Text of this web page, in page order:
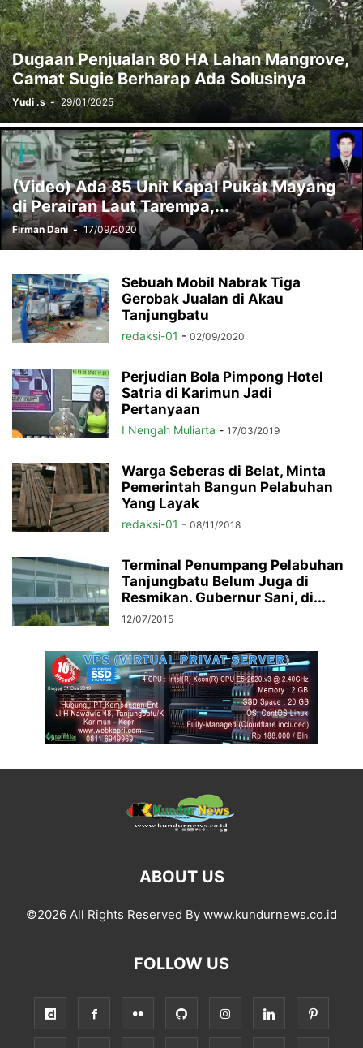
Dugaan Penjualan 80 HA Lahan Mangrove,
Camat Sugie Berharap Ada Solusinya
Yudi .s - 29/01/2025
(Video) Ada 85 Unit Kapal Pukat Mayang
di Perairan Laut Tarempa,...
Firman Dani - 17/09/2020
Sebuah Mobil Nabrak Tiga
Gerobak Jualan di Akau
Tanjungbatu
redaksi-01 - 02/09/2020
Perjudian Bola Pimpong Hotel
Satria di Karimun Jadi
Pertanyaan
I Nengah Muliarta - 17/03/2019
Warga Seberas di Belat, Minta
Pemerintah Bangun Pelabuhan
Yang Layak
redaksi-01 - 08/11/2018
Terminal Penumpang Pelabuhan
Tanjungbatu Belum Juga di
Resmikan. Gubernur Sani, di...
12/07/2015
ABOUT US
©2026 All Rights Reserved By www.kundurnews.co.id
FOLLOW US